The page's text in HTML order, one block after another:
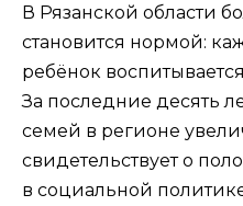
В Рязанской области
становится нормой:
ребёнок
За последние десять
семей в регионе
свидетельствует о
в социальной